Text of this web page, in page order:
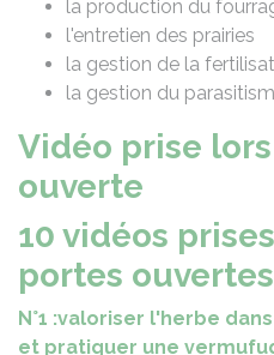
la production du
l'entretien des prairies
la gestion de la
la gestion du
Vidéo prise
ouverte
10 vidéos
portes ouvertes
N°1 :valoriser l'herbe
et pratiquer une